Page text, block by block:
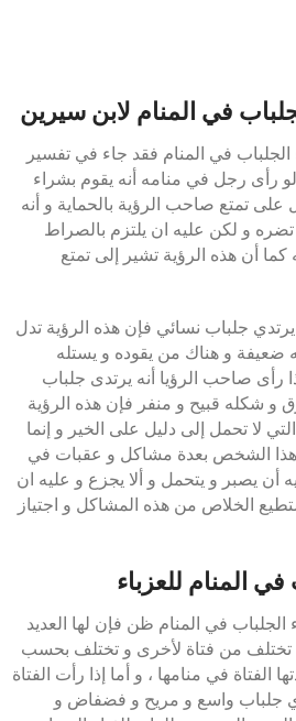
في المنام لابن سيرين
في المنام فقد جاء في تفسير
رأى رجل في منامه أنه يقوم بشراء
على تمتع صاحب الرؤية بالحماية و أنه
و لكن عليه ان يلتزم بالصراط
كما أن هذه الرؤية تشير إلى تمتع
جلباب نسائي فإن هذه الرؤية تدل
و هناك من يقوده و يستله
رأى صاحب الرؤيا أنه يرتدى جلباب
و شكله قبيح و منفر فإن هذه الرؤية
لا تحمل إلى دليل على الخير و إنما
هذا الشخص بعدة مشاكل و عقبات في
أن يصبر و يتحمل و ألا يجزع و عليه ان
الخلاص من هذه المشاكل و اجتياز
المنام للعزباء
الجلباب في المنام ظن فإن لها العديد
تختلف من فتاة لأخرى و تختلف بحسب
الفتاة في منامها ، و أما إذا رأت الفتاة
جلباب واسع و مريح و فضفاض و